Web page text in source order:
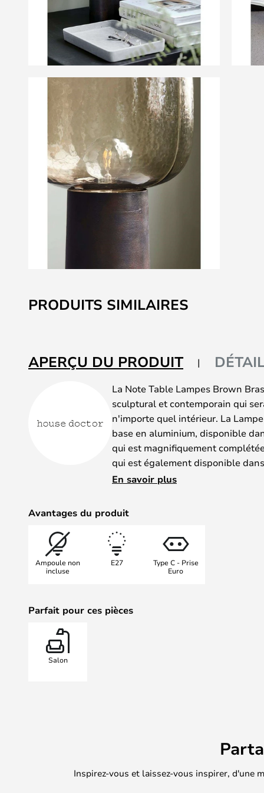
to
the
the
images
PRODUITS SIMILAIRES
APERÇU DU PRODUIT
La Note Table Lampes Brown
sculptural et contemporain qui
n'importe quel intérieur. La
base en aluminium, disponible
qui est magnifiquement
qui est également disponible
couleurs, de sorte que vous
matériaux, des couleurs et des
lampe fonctionne aussi bien
élément décoratif dans votre
Lampe sur la table d'appoint,
détendue.
En savoir plus
Avantages du produit
Ampoule non
incluse
E27
Type C - Prise
Euro
Parfait pour ces pièces
Salon
Inspirez-vous et laissez-vous inspirer, d'une